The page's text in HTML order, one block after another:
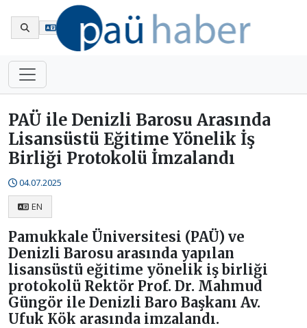
PAÜ ile Denizli Barosu Arasında
Lisansüstü Eğitime Yönelik İş
Birliği Protokolü İmzalandı
04.07.2025
EN
Pamukkale Üniversitesi (PAÜ) ve
Denizli Barosu arasında yapılan
lisansüstü eğitime yönelik iş birliği
protokolü Rektör Prof. Dr. Mahmud
Güngör ile Denizli Baro Başkanı Av.
Ufuk Kök arasında imzalandı.